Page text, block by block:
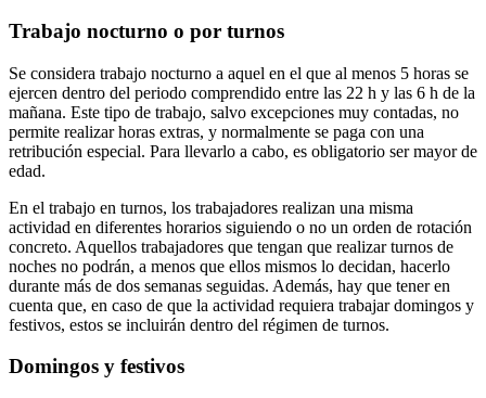
Trabajo nocturno o por turnos
Se considera trabajo nocturno a aquel en el que al menos 5 horas se
ejercen dentro del periodo comprendido entre las 22 h y las 6 h de la
mañana. Este tipo de trabajo, salvo excepciones muy contadas, no
permite realizar horas extras, y normalmente se paga con una
retribución especial. Para llevarlo a cabo, es obligatorio ser mayor de
edad.
En el trabajo en turnos, los trabajadores realizan una misma
actividad en diferentes horarios siguiendo o no un orden de rotación
concreto. Aquellos trabajadores que tengan que realizar turnos de
noches no podrán, a menos que ellos mismos lo decidan, hacerlo
durante más de dos semanas seguidas. Además, hay que tener en
cuenta que, en caso de que la actividad requiera trabajar domingos y
festivos, estos se incluirán dentro del régimen de turnos.
Domingos y festivos